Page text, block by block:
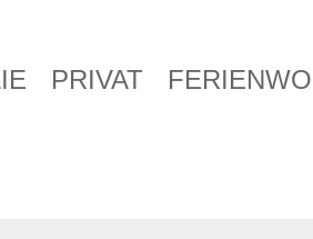
PRIVAT